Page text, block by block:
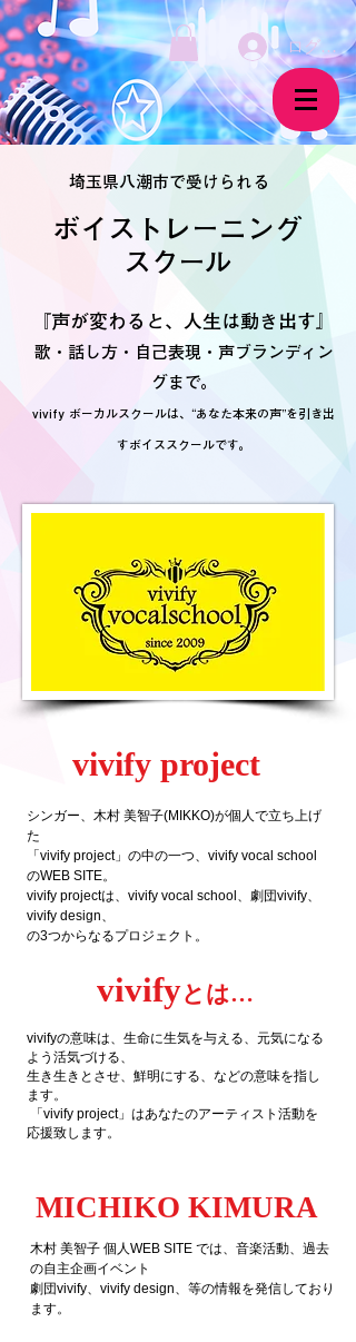
ログイン
埼玉県八潮市で受けられる
ボイストレーニング
​スクール
『声が変わると、人生は動き出す』
歌・話し方・自己表現・声ブランディン
グまで。
vivify ボーカルスクールは、“あなた本来の声”を引き出
すボイススクールです。
​vivify project
シンガー、木村 美智子(MIKKO)が個人で立ち上げ
た
「vivify project」の中の一つ、vivify vocal school
のWEB SITE。
vivify projectは、vivify vocal school、劇団vivify、
vivify design、
​の3つからなるプロジェクト。
vivifyとは…
vivifyの意味は、生命に生気を与える、元気になる
よう活気づける、
生き生きとさせ、鮮明にする、などの意味を指し
ます。
「vivify project」はあなたのアーティスト活動を
応援致します。
MICHIKO KIMURA
木村 美智子 個人WEB SITE では、音楽活動、過去
の自主企画イベント
劇団vivify、vivify design、等の情報を発信しており
ます。